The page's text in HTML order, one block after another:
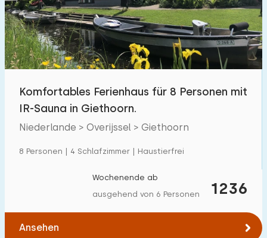
Schwimmbad 500 +
Eingezäunter Garten 131
Haustierfrei 358
Ladestation Auto
€ 0 — € 1000+
Komfortables Ferienhaus für 8 Personen mit
IR-Sauna in Giethoorn.
Niederlande > Overijssel > Giethoorn
8 Personen | 4 Schlafzimmer | Haustierfrei
1236
Wochenende ab
ausgehend von 6 Personen
Ansehen